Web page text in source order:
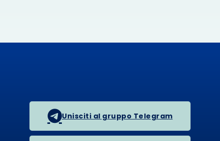
Unisciti al gruppo Telegram